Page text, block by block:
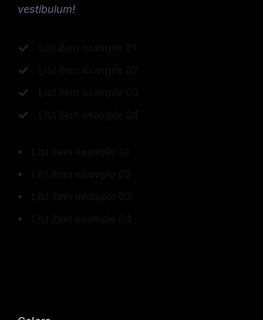
vestibulum!